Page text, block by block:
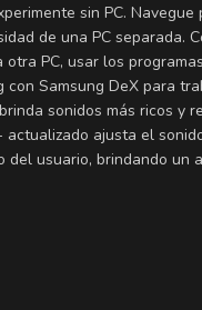
sin PC.
de una PC separada.
PC, usar los
Samsung DeX para
sonidos más ricos y
ajusta el
usuario, brindando un